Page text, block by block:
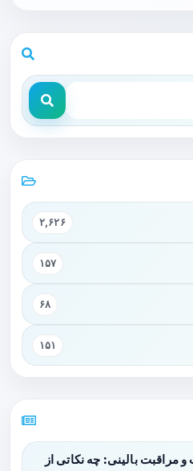
۲,۶۲۶
۱۵۷
۶۸
۱۵۱
مراقبت بالینی: چه نکاتی از